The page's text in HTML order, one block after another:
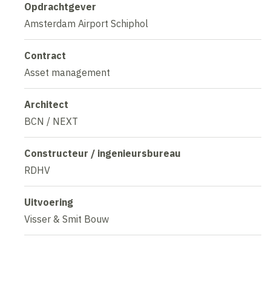
Opdrachtgever
Amsterdam Airport Schiphol
Contract
Asset management
Architect
BCN / NEXT
Constructeur / ingenieursbureau
RDHV
Uitvoering
Visser & Smit Bouw